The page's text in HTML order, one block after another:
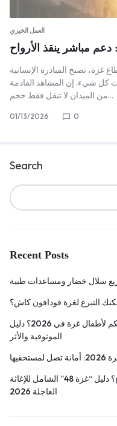
العمل الخيري
دعم مباشر ينقذ الأرواح
تصبح المبادرة الإنسانية
كل شيء. إن المشاهد القادمة
من الميدان لا تنقل فقط حجم…
01/13/2026 0
Search
Recent Posts
سلال خضار ومساعدات طبية
التبرع لغزة فودافون كاش؟
من قلب الخيام: كيف تصل تبرعاتكم لأطفال غزة في 2026؟ دليل
الموثوقية والأثر
كيف تصل تبرعاتكم إلى قلب القطاع؟ دليل “غزة 48” الشامل للإغاثة
العاجلة 2026